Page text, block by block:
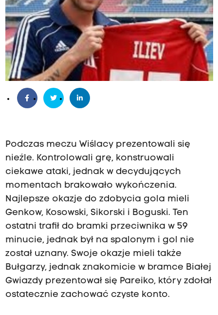
Podczas meczu Wiślacy prezentowali się
nieźle. Kontrolowali grę, konstruowali
ciekawe ataki, jednak w decydujących
momentach brakowało wykończenia.
Najlepsze okazje do zdobycia gola mieli
Genkow, Kosowski, Sikorski i Boguski. Ten
ostatni trafił do bramki przeciwnika w 59
minucie, jednak był na spalonym i gol nie
został uznany. Swoje okazje mieli także
Bułgarzy, jednak znakomicie w bramce Białej
Gwiazdy prezentował się Pareiko, który zdołał
ostatecznie zachować czyste konto.